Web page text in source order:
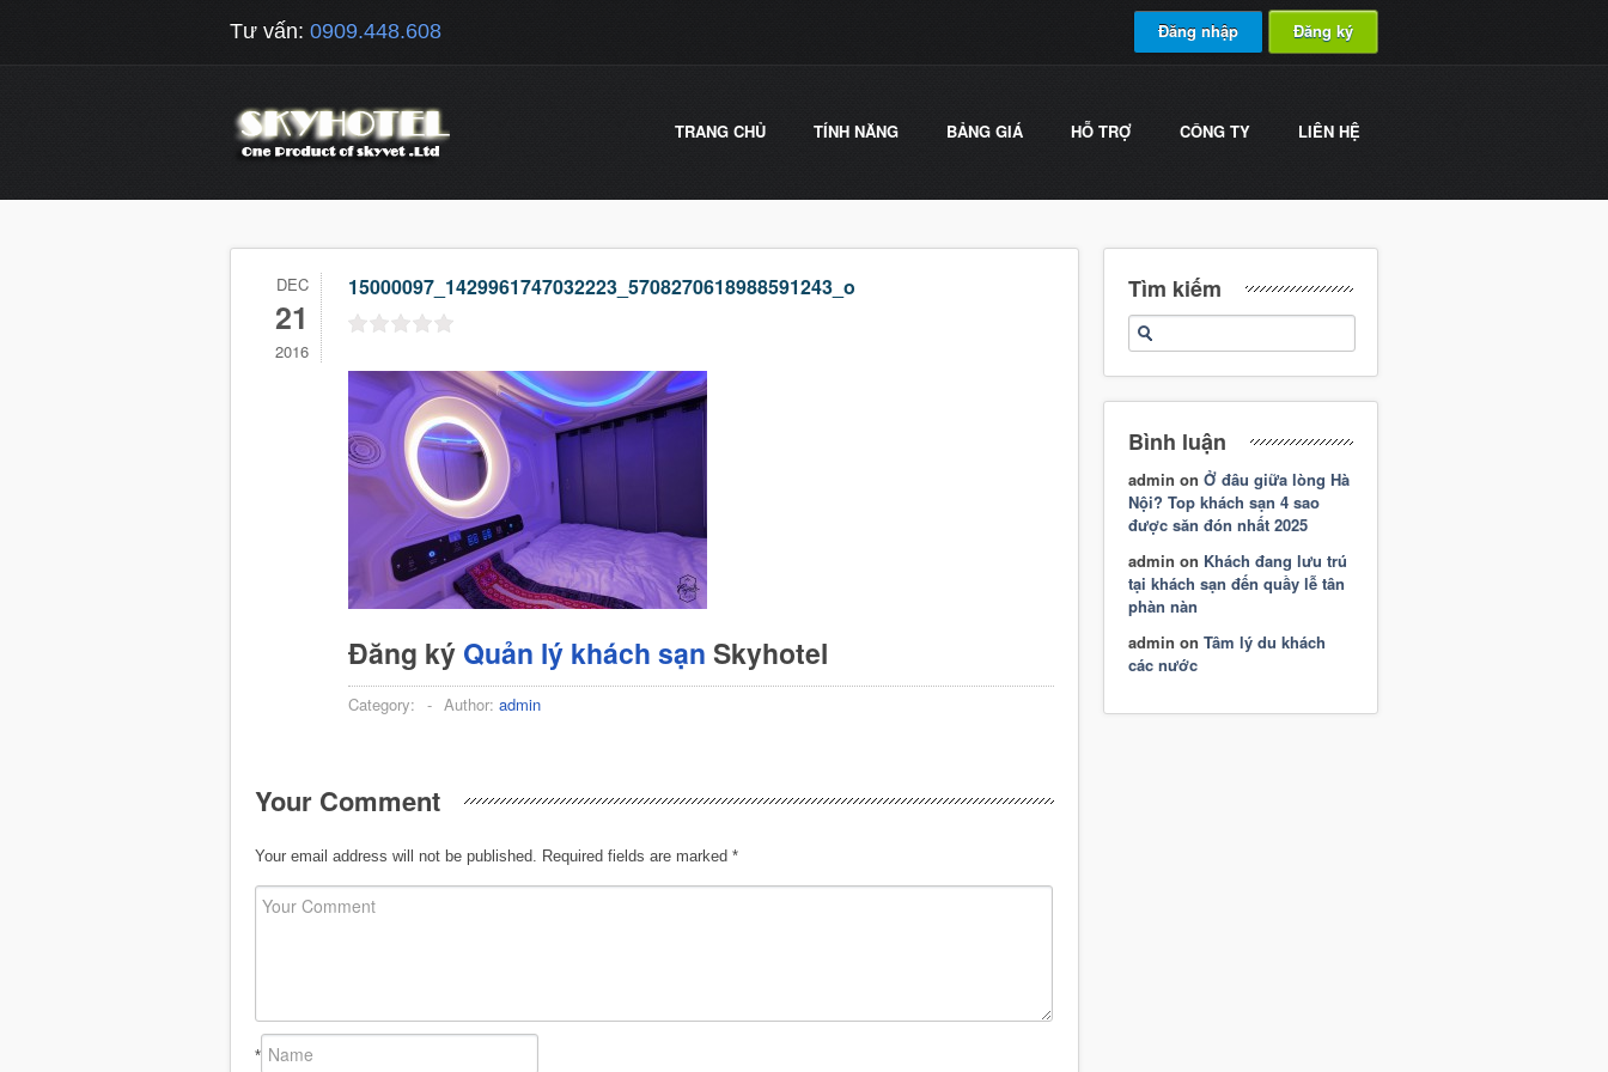
Tư vấn: 0909.448.608 Đăng nhập Đăng ký
TRANG CHỦ TÍNH NĂNG BẢNG GIÁ HỖ TRỢ CÔNG TY LIÊN HỆ
DEC
21
2016
15000097_1429961747032223_5708270618988591243_o
Đăng ký Quản lý khách sạn Skyhotel
Category: - Author: admin
Your Comment
Your email address will not be published. Required fields are marked *
*
Tìm kiếm
Bình luận
admin on Ở đâu giữa lòng Hà
Nội? Top khách sạn 4 sao
được săn đón nhất 2025
admin on Khách đang lưu trú
tại khách sạn đến quầy lễ tân
phàn nàn
admin on Tâm lý du khách
các nước